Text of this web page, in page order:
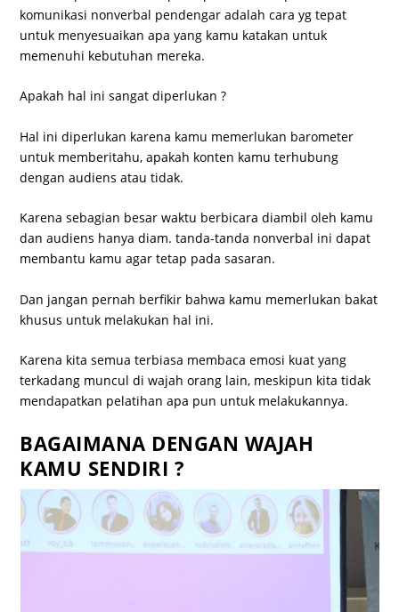
komunikasi nonverbal pendengar adalah cara yg tepat
untuk menyesuaikan apa yang kamu katakan untuk
memenuhi kebutuhan mereka.
Apakah hal ini sangat diperlukan ?
Hal ini diperlukan karena kamu memerlukan barometer
untuk memberitahu, apakah konten kamu terhubung
dengan audiens atau tidak.
Karena sebagian besar waktu berbicara diambil oleh kamu
dan audiens hanya diam. tanda-tanda nonverbal ini dapat
membantu kamu agar tetap pada sasaran.
Dan jangan pernah berfikir bahwa kamu memerlukan bakat
khusus untuk melakukan hal ini.
Karena kita semua terbiasa membaca emosi kuat yang
terkadang muncul di wajah orang lain, meskipun kita tidak
mendapatkan pelatihan apa pun untuk melakukannya.
BAGAIMANA DENGAN WAJAH
KAMU SENDIRI ?